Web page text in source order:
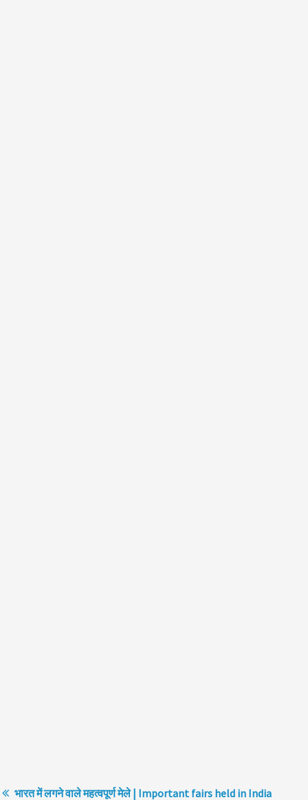
भारत में लगने वाले महत्वपूर्ण मेले | Important fairs held in India